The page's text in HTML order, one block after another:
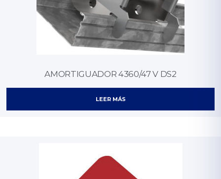
AMORTIGUADOR 4360/47 V DS2
LEER MÁS